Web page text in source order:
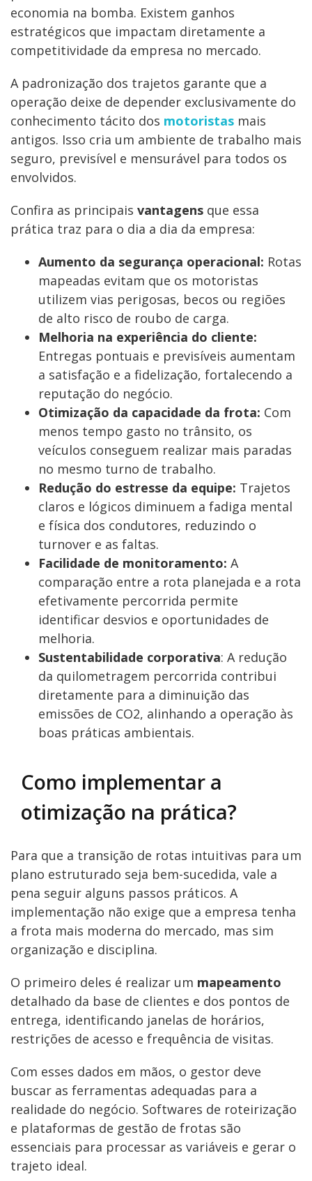
economia na bomba. Existem ganhos
estratégicos que impactam diretamente a
competitividade da empresa no mercado.
A padronização dos trajetos garante que a
operação deixe de depender exclusivamente do
conhecimento tácito dos motoristas mais
antigos. Isso cria um ambiente de trabalho mais
seguro, previsível e mensurável para todos os
envolvidos.
Confira as principais vantagens que essa
prática traz para o dia a dia da empresa:
Aumento da segurança operacional: Rotas
mapeadas evitam que os motoristas
utilizem vias perigosas, becos ou regiões
de alto risco de roubo de carga.
Melhoria na experiência do cliente:
Entregas pontuais e previsíveis aumentam
a satisfação e a fidelização, fortalecendo a
reputação do negócio.
Otimização da capacidade da frota: Com
menos tempo gasto no trânsito, os
veículos conseguem realizar mais paradas
no mesmo turno de trabalho.
Redução do estresse da equipe: Trajetos
claros e lógicos diminuem a fadiga mental
e física dos condutores, reduzindo o
turnover e as faltas.
Facilidade de monitoramento: A
comparação entre a rota planejada e a rota
efetivamente percorrida permite
identificar desvios e oportunidades de
melhoria.
Sustentabilidade corporativa: A redução
da quilometragem percorrida contribui
diretamente para a diminuição das
emissões de CO2, alinhando a operação às
boas práticas ambientais.
Como implementar a
otimização na prática?
Para que a transição de rotas intuitivas para um
plano estruturado seja bem-sucedida, vale a
pena seguir alguns passos práticos. A
implementação não exige que a empresa tenha
a frota mais moderna do mercado, mas sim
organização e disciplina.
O primeiro deles é realizar um mapeamento
detalhado da base de clientes e dos pontos de
entrega, identificando janelas de horários,
restrições de acesso e frequência de visitas.
Com esses dados em mãos, o gestor deve
buscar as ferramentas adequadas para a
realidade do negócio. Softwares de roteirização
e plataformas de gestão de frotas são
essenciais para processar as variáveis e gerar o
trajeto ideal.